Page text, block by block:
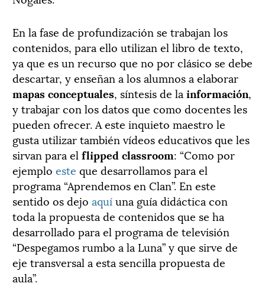
En la fase de profundización se trabajan los
contenidos, para ello utilizan el libro de texto,
ya que es un recurso que no por clásico se debe
descartar, y enseñan a los alumnos a elaborar
mapas conceptuales, síntesis de la información,
y trabajar con los datos que como docentes les
pueden ofrecer. A este inquieto maestro le
gusta utilizar también vídeos educativos que les
sirvan para el flipped classroom: “Como por
ejemplo este que desarrollamos para el
programa “Aprendemos en Clan”. En este
sentido os dejo aquíuna guía didáctica con
toda la propuesta de contenidos que se ha
desarrollado para el programa de televisión
“Despegamos rumbo a la Luna” y que sirve de
eje transversal a esta sencilla propuesta de
aula”.